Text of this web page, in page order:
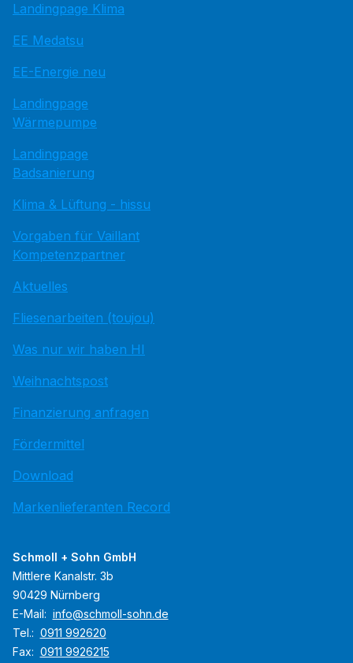
Landingpage Klima
EE Medatsu
EE-Energie neu
Landingpage
Wärmepumpe
Landingpage
Badsanierung
Klima & Lüftung - hissu
Vorgaben für Vaillant
Kompetenzpartner
Aktuelles
Fliesenarbeiten (toujou)
Was nur wir haben HI
Weihnachtspost
Finanzierung anfragen
Fördermittel
Download
Markenlieferanten Record
Schmoll + Sohn GmbH
Mittlere Kanalstr. 3b
90429 Nürnberg
E-Mail: info@schmoll-sohn.de
Tel.: 0911 992620
Fax: 0911 9926215